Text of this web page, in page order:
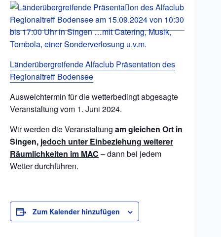
Länderübergreifende Alfaclub Präsentation des
Regionaltreff Bodensee
Ausweichtermin für die wetterbedingt abgesagte
Veranstaltung vom 1. Juni 2024.
Wir werden die Veranstaltung am gleichen Ort in
Singen, jedoch unter Einbeziehung weiterer
Räumlichkeiten im MAC – dann bei jedem
Wetter durchführen.
Zum Kalender hinzufügen